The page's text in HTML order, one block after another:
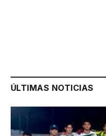
ÚLTIMAS NOTICIAS